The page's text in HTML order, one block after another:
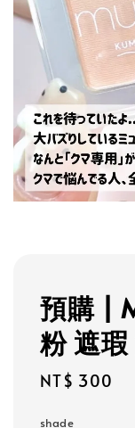
預購 |
粉 遮
Regular
NT$ 300
shade